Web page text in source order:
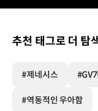
추천 태그로 더 탐
#제네시스
#역동적인 우아함